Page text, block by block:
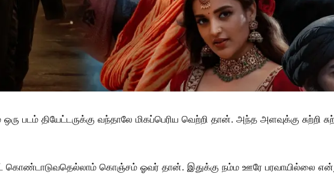
படம் தியேட்டருக்கு வந்தாலே மிகப்பெரிய வெற்றி தான். அந்த அளவுக்கு சுற்றி
கொண்டாடுவதெல்லாம் கொஞ்சம் ஓவர் தான். இதுக்கு நம்ம ஊரே பரவாயில்லை